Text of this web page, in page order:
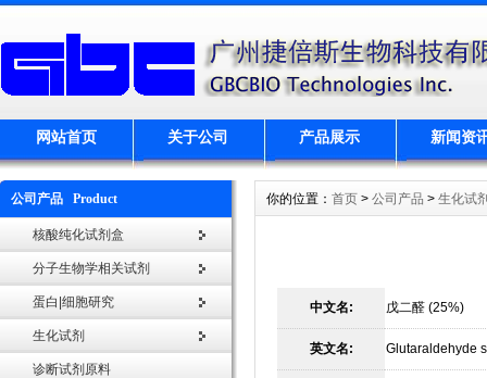
网站首页 关于公司 产品展示 新闻资
公司产品 Product
核酸纯化试剂盒
分子生物学相关试剂
蛋白|细胞研究
生化试剂
诊断试剂原料
你的位置： 首页 > 公司产品 > 生化试
中文名: 戊二醛 (25%)
英文名: Glutaraldehyde